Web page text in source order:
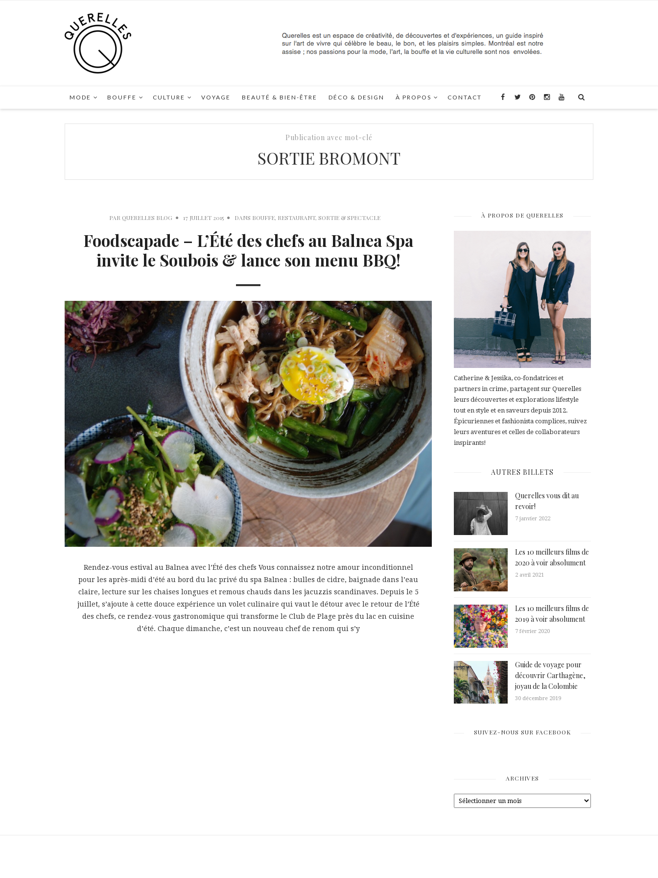
MODE BOUFFE CULTURE VOYAGE BEAUTÉ & BIEN-ÊTRE DÉCO & DESIGN À PROPOS CONTACT
Publication avec mot-clé
SORTIE BROMONT
PAR QUERELLES BLOG 17 JUILLET 2015 DANS BOUFFE, RESTAURANT, SORTIE & SPECTACLE
Foodscapade – L’Été des chefs au Balnea Spa
invite le Soubois & lance son menu BBQ!
Rendez-vous estival au Balnea avec l’Été des chefs Vous connaissez notre amour inconditionnel
pour les après-midi d’été au bord du lac privé du spa Balnea : bulles de cidre, baignade dans l’eau
claire, lecture sur les chaises longues et remous chauds dans les jacuzzis scandinaves. Depuis le 5
juillet, s’ajoute à cette douce expérience un volet culinaire qui vaut le détour avec le retour de l’Été
des chefs, ce rendez-vous gastronomique qui transforme le Club de Plage près du lac en cuisine
d’été. Chaque dimanche, c’est un nouveau chef de renom qui s’y
À PROPOS DE QUERELLES
Catherine & Jessika, co-fondatrices et
partners in crime, partagent sur Querelles
leurs découvertes et explorations lifestyle
tout en style et en saveurs depuis 2012.
Épicuriennes et fashionista complices, suivez
leurs aventures et celles de collaborateurs
inspirants!
AUTRES BILLETS
Querelles vous dit au
revoir!
7 janvier 2022
Les 10 meilleurs films de
2020 à voir absolument
2 avril 2021
Les 10 meilleurs films de
2019 à voir absolument
7 février 2020
Guide de voyage pour
découvrir Carthagène,
joyau de la Colombie
30 décembre 2019
SUIVEZ-NOUS SUR FACEBOOK
ARCHIVES